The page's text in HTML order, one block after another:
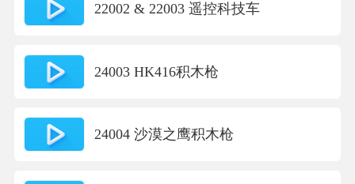
22002 & 22003 遥控科技车
24003 HK416积木枪
24004 沙漠之鹰积木枪